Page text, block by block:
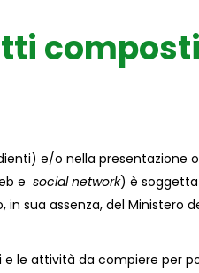
e/o nella presentazione o
e social network) è
sua assenza, del Ministero
e le attività da compiere per